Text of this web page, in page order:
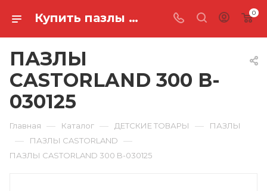
Купить пазлы castorland 300 B-030125 в Ростове-на-Дону 0
ПАЗЛЫ
CASTORLAND 300 B-
030125
Главная — Каталог — ДЕТСКИЕ ТОВАРЫ — ПАЗЛЫ
— ПАЗЛЫ CASTORLAND —
ПАЗЛЫ CASTORLAND 300 B-030125